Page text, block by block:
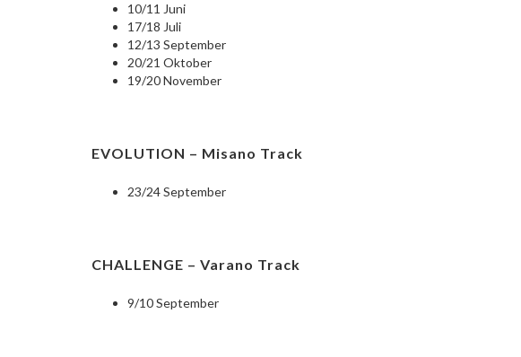
10/11 Juni
17/18 Juli
12/13 September
20/21 Oktober
19/20 November
EVOLUTION – Misano Track
23/24 September
CHALLENGE – Varano Track
9/10 September